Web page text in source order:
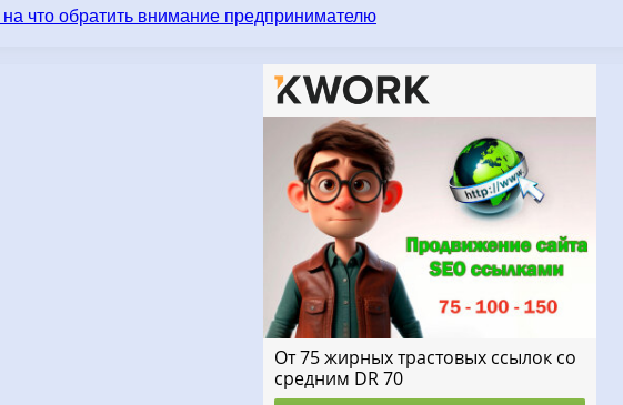
что обратить внимание предпринимателю